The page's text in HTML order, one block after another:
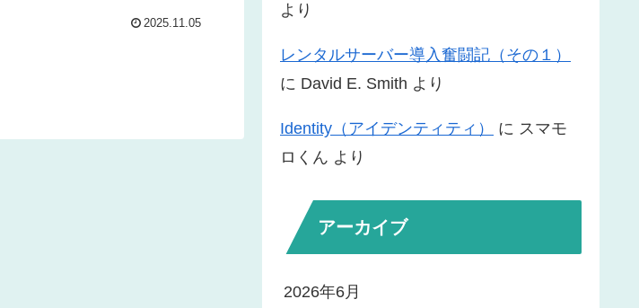
2025.11.05
より
レンタルサーバー導入奮闘記（その１）
に David E. Smith より
Identity（アイデンティティ） に スマモ
ロくん より
アーカイブ
2026年6月